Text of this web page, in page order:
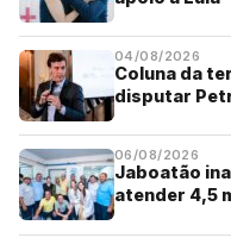
04/08/2026
Coluna da
disputar
06/08/2026
Jaboatão
atender 4,5